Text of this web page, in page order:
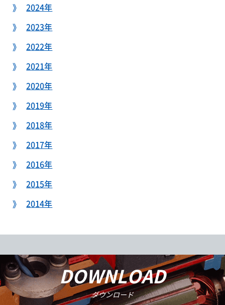
2024年
2023年
2022年
2021年
2020年
2019年
2018年
2017年
2016年
2015年
2014年
DOWNLOAD
ダウンロード